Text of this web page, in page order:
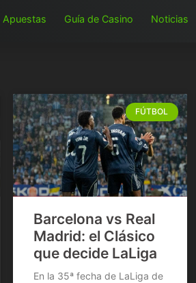
Apuestas Guía de Casino Noticias
FÚTBOL
Barcelona vs Real
Madrid: el Clásico
que decide LaLiga
En la 35ª fecha de LaLiga de